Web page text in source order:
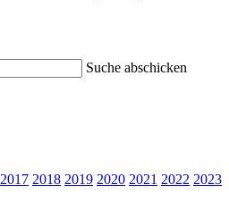
Suche abschicken
2017 2018 2019 2020 2021 2022 2023